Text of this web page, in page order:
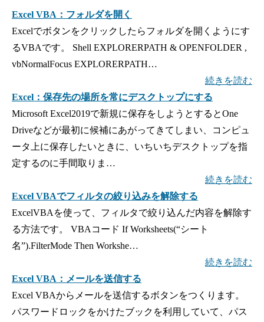
Excel VBA：フォルダを開く
Excelでボタンをクリックしたらフォルダを開くようにす
るVBAです。 Shell EXPLORERPATH & OPENFOLDER ,
vbNormalFocus EXPLORERPATH…
続きを読む
Excel：保存先の場所を常にデスクトップにする
Microsoft Excel2019で新規に保存をしようとするとOne
Driveなどが最初に候補にあがってきてしまい、コンピュ
ータ上に保存したいときに、いちいちデスクトップを指
定するのに手間取りま…
続きを読む
Excel VBAでフィルタの絞り込みを解除する
ExcelVBAを使って、フィルタで絞り込んだ内容を解除す
る方法です。 VBAコード If Worksheets(“シート
名”).FilterMode Then Workshe…
続きを読む
Excel VBA：メールを送信する
Excel VBAからメールを送信するボタンをつくります。
パスワードロックをかけたブックを利用していて、パス